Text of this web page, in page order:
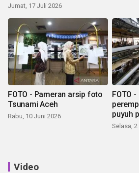
Jumat, 17 Juli 2026
FOTO - Pameran arsip foto
Tsunami Aceh
Rabu, 10 Juni 2026
FOTO
puyuh
Selasa,
Video